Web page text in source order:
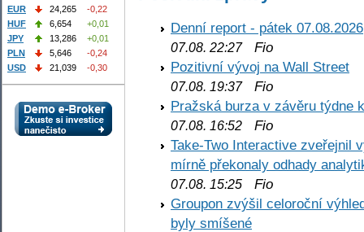
Denní report - pátek 07.08.2026
07.08. 22:27Fio
Pozitivní vývoj na Wall Street
07.08. 19:37Fio
Pražská burza v závěru týdne
07.08. 16:52 Fio
Take-Two Interactive zveřejnil
mírně překonaly odhady
07.08. 15:25 Fio
Groupon zvýšil celoroční
byly smíšené
EUR 24,265
-0,22
HUF
6,654
+0,01
JPY
13,286
+0,01
PLN
5,646
-0,24
USD
21,039 -0,30